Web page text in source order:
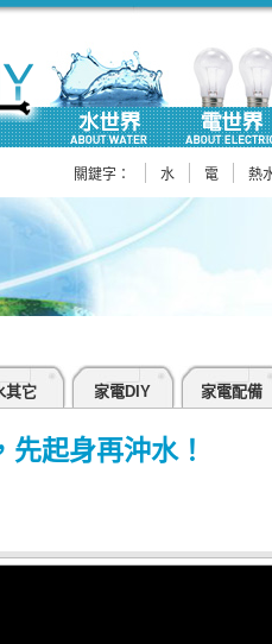
關鍵字： 水 電 熱
其它 家電DIY 家電配備
起身再沖水！